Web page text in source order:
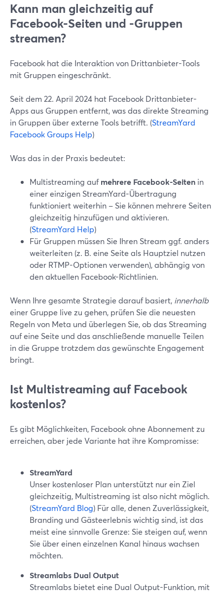
Kann man gleichzeitig auf
Facebook-Seiten und -Gruppen
streamen?
Facebook hat die Interaktion von Drittanbieter-Tools
mit Gruppen eingeschränkt.
Seit dem 22. April 2024 hat Facebook Drittanbieter-
Apps aus Gruppen entfernt, was das direkte Streaming
in Gruppen über externe Tools betrifft. (StreamYard
Facebook Groups Help)
Was das in der Praxis bedeutet:
Multistreaming aufmehrere Facebook-Seiten in
einer einzigen StreamYard-Übertragung
funktioniert weiterhin – Sie können mehrere Seiten
gleichzeitig hinzufügen und aktivieren.
(StreamYard Help)
Für Gruppen müssen Sie Ihren Stream ggf. anders
weiterleiten (z. B. eine Seite als Hauptziel nutzen
oder RTMP-Optionen verwenden), abhängig von
den aktuellen Facebook-Richtlinien.
Wenn Ihre gesamte Strategie darauf basiert, innerhalb
einer Gruppe live zu gehen, prüfen Sie die neuesten
Regeln von Meta und überlegen Sie, ob das Streaming
auf eine Seite und das anschließende manuelle Teilen
in die Gruppe trotzdem das gewünschte Engagement
bringt.
Ist Multistreaming auf Facebook
kostenlos?
Es gibt Möglichkeiten, Facebook ohne Abonnement zu
erreichen, aber jede Variante hat ihre Kompromisse:
StreamYard
Unser kostenloser Plan unterstützt nur ein Ziel
gleichzeitig, Multistreaming ist also nicht möglich.
(StreamYard Blog) Für alle, denen Zuverlässigkeit,
Branding und Gästeerlebnis wichtig sind, ist das
meist eine sinnvolle Grenze: Sie steigen auf, wenn
Sie über einen einzelnen Kanal hinaus wachsen
möchten.
Streamlabs Dual Output
Streamlabs bietet eine Dual Output-Funktion, mit